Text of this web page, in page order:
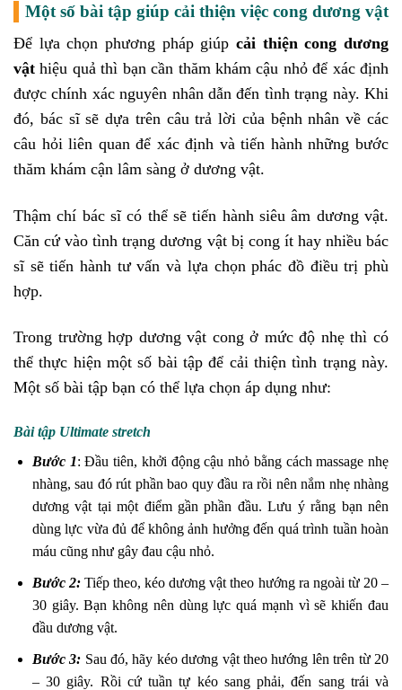
Một số bài tập giúp cải thiện việc cong dương vật
Để lựa chọn phương pháp giúp cải thiện cong dương
vật hiệu quả thì bạn cần thăm khám cậu nhỏ để xác định
được chính xác nguyên nhân dẫn đến tình trạng này. Khi
đó, bác sĩ sẽ dựa trên câu trả lời của bệnh nhân về các
câu hỏi liên quan để xác định và tiến hành những bước
thăm khám cận lâm sàng ở dương vật.
Thậm chí bác sĩ có thể sẽ tiến hành siêu âm dương vật.
Căn cứ vào tình trạng dương vật bị cong ít hay nhiều bác
sĩ sẽ tiến hành tư vấn và lựa chọn phác đồ điều trị phù
hợp.
Trong trường hợp dương vật cong ở mức độ nhẹ thì có
thể thực hiện một số bài tập để cải thiện tình trạng này.
Một số bài tập bạn có thể lựa chọn áp dụng như:
Bài tập Ultimate stretch
Bước 1: Đầu tiên, khởi động cậu nhỏ bằng cách massage nhẹ
nhàng, sau đó rút phần bao quy đầu ra rồi nên nắm nhẹ nhàng
dương vật tại một điểm gần phần đầu. Lưu ý rằng bạn nên
dùng lực vừa đủ để không ảnh hưởng đến quá trình tuần hoàn
máu cũng như gây đau cậu nhỏ.
Bước 2:Tiếp theo, kéo dương vật theo hướng ra ngoài từ 20 –
30 giây. Bạn không nên dùng lực quá mạnh vì sẽ khiến đau
đầu dương vật.
Bước 3: Sau đó, hãy kéo dương vật theo hướng lên trên từ 20
– 30 giây. Rồi cứ tuần tự kéo sang phải, đến sang trái và